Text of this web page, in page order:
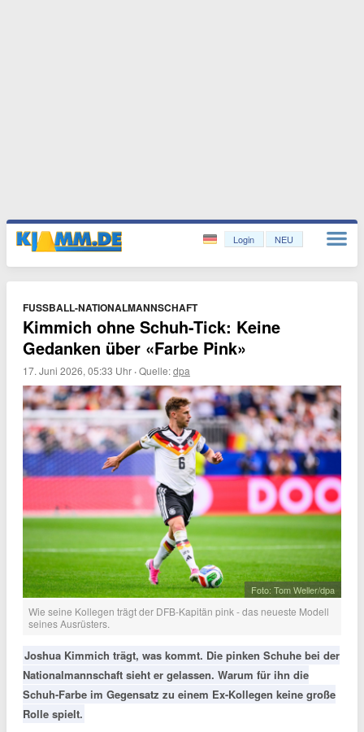
Login NEU
FUSSBALL-NATIONALMANNSCHAFT
Kimmich ohne Schuh-Tick: Keine
Gedanken über «Farbe Pink»
17. Juni 2026, 05:33 Uhr ·Quelle:dpa
Foto: Tom Weller/dpa
Wie seine Kollegen trägt der DFB-Kapitän pink - das neueste Modell
seines Ausrüsters.
Joshua Kimmich trägt, was kommt. Die pinken Schuhe bei der
Nationalmannschaft sieht er gelassen. Warum für ihn die
Schuh-Farbe im Gegensatz zu einem Ex-Kollegen keine große
Rolle spielt.